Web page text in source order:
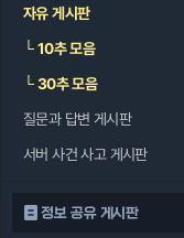
자유 게시판
└10추 모음
└30추 모음
질문과 답변 게시판
서버 사건 사고 게시판
정보 공유 게시판